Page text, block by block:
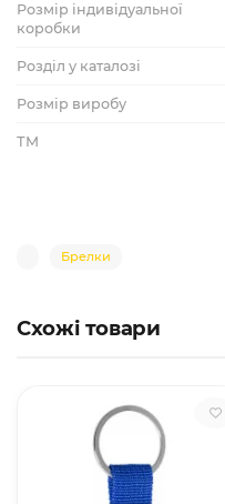
Розмір індивідуальної
коробки
Розділ у каталозі
Розмір виробу
ТМ
Брелки
Схожі товари